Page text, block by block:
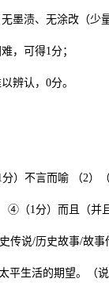
墨渍、无涂改（少
，可得1分；
辨认，0分。
）不言而喻 （2）
（1分）而且（并
传说/历史故事/故事
生活的期望。（说